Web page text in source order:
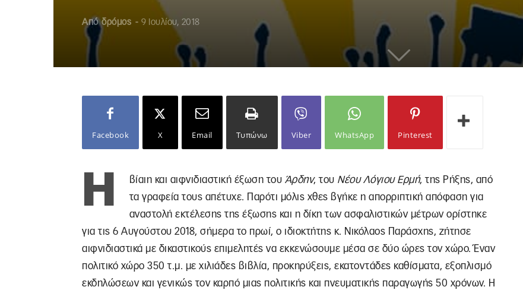
Από δρόμος - 9 Ιουλίου, 2018
Facebook X Email Τυπώνω Viber WhatsApp Pinterest
Η βίαιη και αιφνιδιαστική έξωση του Άρδην, του Νέου Λόγιου Ερμή, της Ρήξης, από
τα γραφεία τους απέτυχε. Παρότι μόλις χθες βγήκε η απορριπτική απόφαση για
αναστολή εκτέλεσης της έξωσης και η δίκη των ασφαλιστικών μέτρων ορίστηκε
για τις 6 Αυγούστου 2018, σήμερα το πρωί, ο ιδιοκτήτης κ. Νικόλαος Παράσχης, ζήτησε
αιφνιδιαστικά με δικαστικούς επιμελητές να εκκενώσουμε μέσα σε δύο ώρες τον χώρο. Έναν
πολιτικό χώρο 350 τ.μ. με χιλιάδες βιβλία, προκηρύξεις, εκατοντάδες καθίσματα, εξοπλισμό
εκδηλώσεων και γενικώς τον καρπό μιας πολιτικής και πνευματικής παραγωγής 50 χρόνων. Η